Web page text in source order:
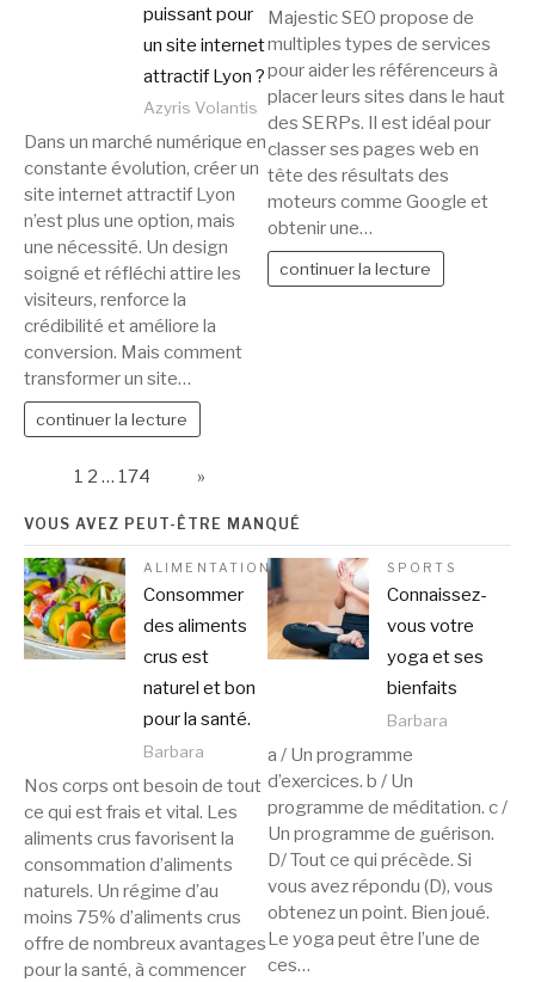
puissant pour
un site internet
attractif Lyon ?
Azyris Volantis
Dans un marché numérique en
constante évolution, créer un
site internet attractif Lyon
n’est plus une option, mais
une nécessité. Un design
soigné et réfléchi attire les
visiteurs, renforce la
crédibilité et améliore la
conversion. Mais comment
transformer un site…
continuer la lecture
Majestic SEO propose de
multiples types de services
pour aider les référenceurs à
placer leurs sites dans le haut
des SERPs. Il est idéal pour
classer ses pages web en
tête des résultats des
moteurs comme Google et
obtenir une…
continuer la lecture
1 2 … 174 »
VOUS AVEZ PEUT-ÊTRE MANQUÉ
ALIMENTATION
Consommer
des aliments
crus est
naturel et bon
pour la santé.
Barbara
Nos corps ont besoin de tout
ce qui est frais et vital. Les
aliments crus favorisent la
consommation d’aliments
naturels. Un régime d’au
moins 75% d’aliments crus
offre de nombreux avantages
pour la santé, à commencer
SPORTS
Connaissez-
vous votre
yoga et ses
bienfaits
Barbara
a / Un programme
d’exercices. b / Un
programme de méditation. c /
Un programme de guérison.
D/ Tout ce qui précède. Si
vous avez répondu (D), vous
obtenez un point. Bien joué.
Le yoga peut être l’une de
ces…